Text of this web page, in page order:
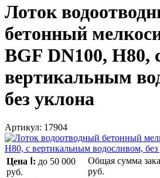
Лоток
бетонный
BGF DN100, Н80,
вертикальным
без уклона
Артикул: 17904
Цена Ⅰ: до 50 000
руб.
Общая сумма
руб.